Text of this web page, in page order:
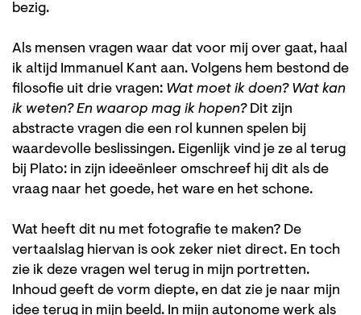
bezig.
Als mensen vragen waar dat voor mij over gaat, haal
ik altijd Immanuel Kant aan. Volgens hem bestond de
filosofie uit drie vragen: Wat moet ik doen? Wat kan
ik weten? En waarop mag ik hopen?Dit zijn
abstracte vragen die een rol kunnen spelen bij
waardevolle beslissingen. Eigenlijk vind je ze al terug
bij Plato: in zijn ideeënleer omschreef hij dit als de
vraag naar het goede, het ware en het schone.
Wat heeft dit nu met fotografie te maken? De
vertaalslag hiervan is ook zeker niet direct. En toch
zie ik deze vragen wel terug in mijn portretten.
Inhoud geeft de vorm diepte, en dat zie je naar mijn
idee terug in mijn beeld. In mijn autonome werk als